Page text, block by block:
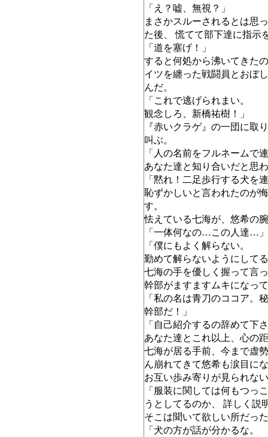
「え？嘘、無視？」
まさかスルーされるとは思
た後、 慌てて部下達に指示
「道を塞げ！」
すると何処から沸いてきた
イツを纏った戦闘員とおぼ
んだ。
「これで逃げられまい。
観念しろ、新橋祐樹！」
『赤いクラゲ』の一団に取
叫ぶ。
「人の名前をフルネームで
あなた達と知り合いだと思
「黙れ！二足歩行する犬を
恥ずかしいと言われたのが
す。
怯えている七海が、悠希の
「一体何なの…この人達…」
「僕にもよく解らない。
勤めて解らないようにして
七海の手を優しく握って言
幹部がますますムキになっ
「私の名は青刀のココア。
幹部だ！」
「自己紹介するの辞めて下
あなた達とこれ以上、心の
七海が居る手前、今まで虚
ん崩れてきて悠希も涙目に
お互い歩み寄りが見られな
「服装に関しては何もつっ
うとしてるのか、 詳しく説
そこは聞いて欲しい所だっ
「犬の方が話が分かるな。